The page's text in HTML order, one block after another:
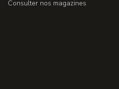
Consulter nos magazines